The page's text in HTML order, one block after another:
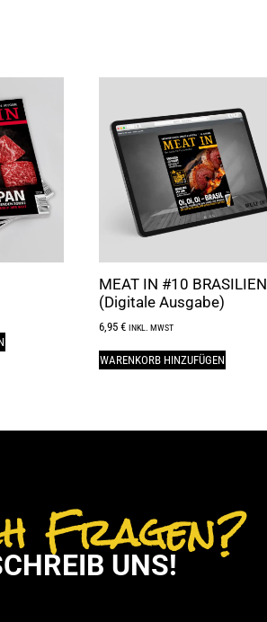
MEAT IN #10 BRASILIEN
(Digitale Ausgabe)
6,95 € INKL. MWST
WARENKORB HINZUFÜGEN
Fragen?
UNS!